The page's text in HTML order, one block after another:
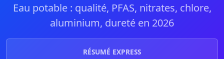
Eau potable : qualité, PFAS, nitrates, chlore,
aluminium, dureté en 2026
RÉSUMÉ EXPRESS